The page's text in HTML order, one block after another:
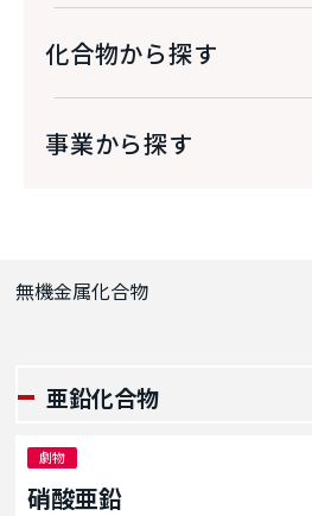
化合物から探す
事業から探す
無機金属化合物
亜鉛化合物
劇物
硝酸亜鉛